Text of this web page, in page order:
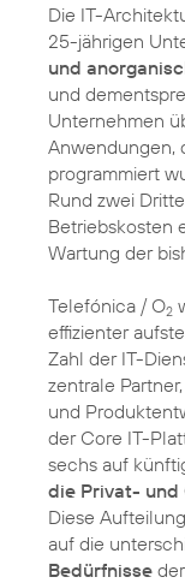
Die IT-
25-jährigen
und
und
Unternehmen
Anwendungen,
programmiert
Rund zwei
Betriebskosten
Wartung der
Telefónica / O2
effizienter
Zahl der IT-
zentrale
und
der Core IT-
sechs auf
die Privat- und
Diese
auf die
Bedürfnisse